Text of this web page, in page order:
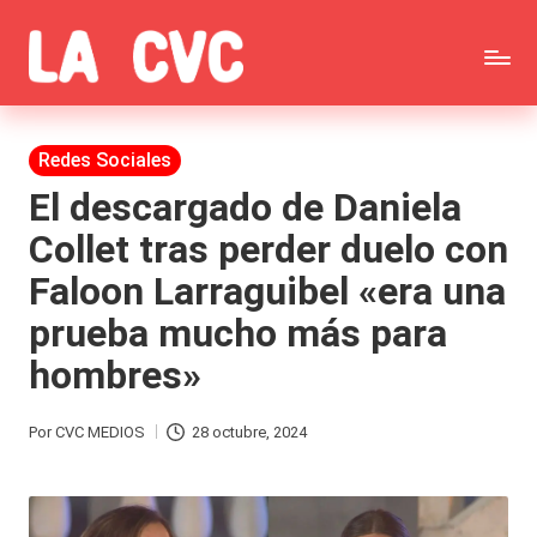
Saltar
al
contenido
C
o
p
u
c
h
a
s
y
ar
Todas
las
noticias
de
la
farándula,
Realitys,
Tierra
Gran
Publicada
en
Redes Sociales
El descargado de Daniela
Collet tras perder duelo con
Faloon Larraguibel «era una
prueba mucho más para
hombres»
Publicado
PorCVC MEDIOS 28 octubre, 2024